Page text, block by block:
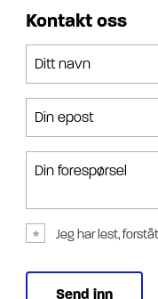
Kontakt oss
Ditt navn
Din epost
Din forespørsel
Jeg har lest,